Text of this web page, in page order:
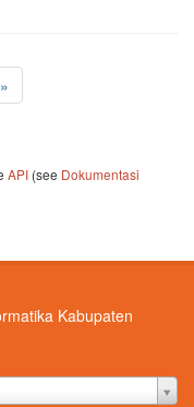
»
API (see Dokumentasi
Kabupaten